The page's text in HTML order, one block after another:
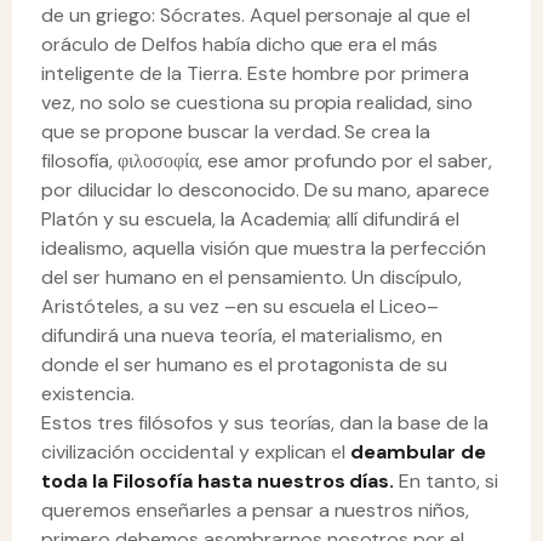
de un griego: Sócrates. Aquel personaje al que el
oráculo de Delfos había dicho que era el más
inteligente de la Tierra. Este hombre por primera
vez, no solo se cuestiona su propia realidad, sino
que se propone buscar la verdad. Se crea la
filosofía, φιλοσοφία, ese amor profundo por el saber,
por dilucidar lo desconocido. De su mano, aparece
Platón y su escuela, la Academia; allí difundirá el
idealismo, aquella visión que muestra la perfección
del ser humano en el pensamiento. Un discípulo,
Aristóteles, a su vez –en su escuela el Liceo–
difundirá una nueva teoría, el materialismo, en
donde el ser humano es el protagonista de su
existencia.
Estos tres filósofos y sus teorías, dan la base de la
civilización occidental y explican el deambular de
toda la Filosofía hasta nuestros días. En tanto, si
queremos enseñarles a pensar a nuestros niños,